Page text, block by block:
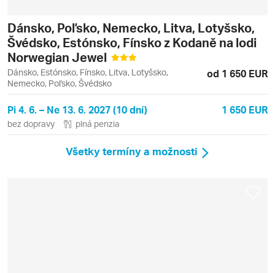
Dánsko, Poľsko, Nemecko, Litva, Lotyšsko,
Švédsko, Estónsko, Fínsko z Kodaně na lodi
Norwegian Jewel
Dánsko, Estónsko, Fínsko, Litva, Lotyšsko,
Nemecko, Poľsko, Švédsko
od 1 650 EUR
Pi 4. 6. – Ne 13. 6. 2027 (10 dní) 1 650 EUR
bez dopravy plná penzia
Všetky termíny a možnosti